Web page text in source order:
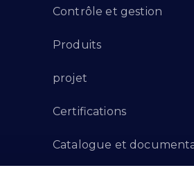
Contrôle et gestion
Produits
projet
Certifications
Catalogue et